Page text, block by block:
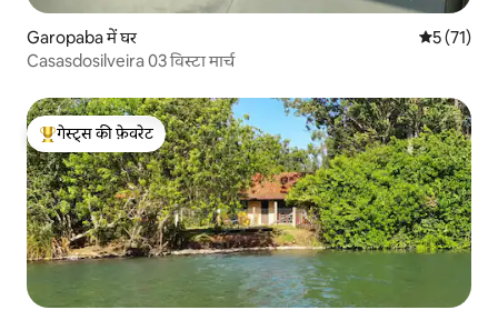
Garopaba में घर औसत रेटिंग
5 (71)
Casasdosilveira 03 विस्टा मार्च
गेस्ट्स का टॉप फ़ेवरेट
गेस्ट्स की फ़ेवरेट